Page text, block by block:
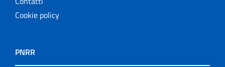
Cookie policy
PNRR